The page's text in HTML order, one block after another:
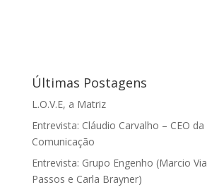
Últimas Postagens
L.O.V.E, a Matriz
Entrevista: Cláudio Carvalho – CEO
Comunicação
Entrevista: Grupo Engenho (Marcio
Passos e Carla Brayner)